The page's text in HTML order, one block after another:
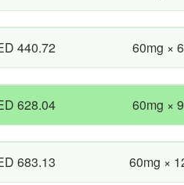
440.72 60mg ×
628.04 60mg ×
683.13 60mg ×